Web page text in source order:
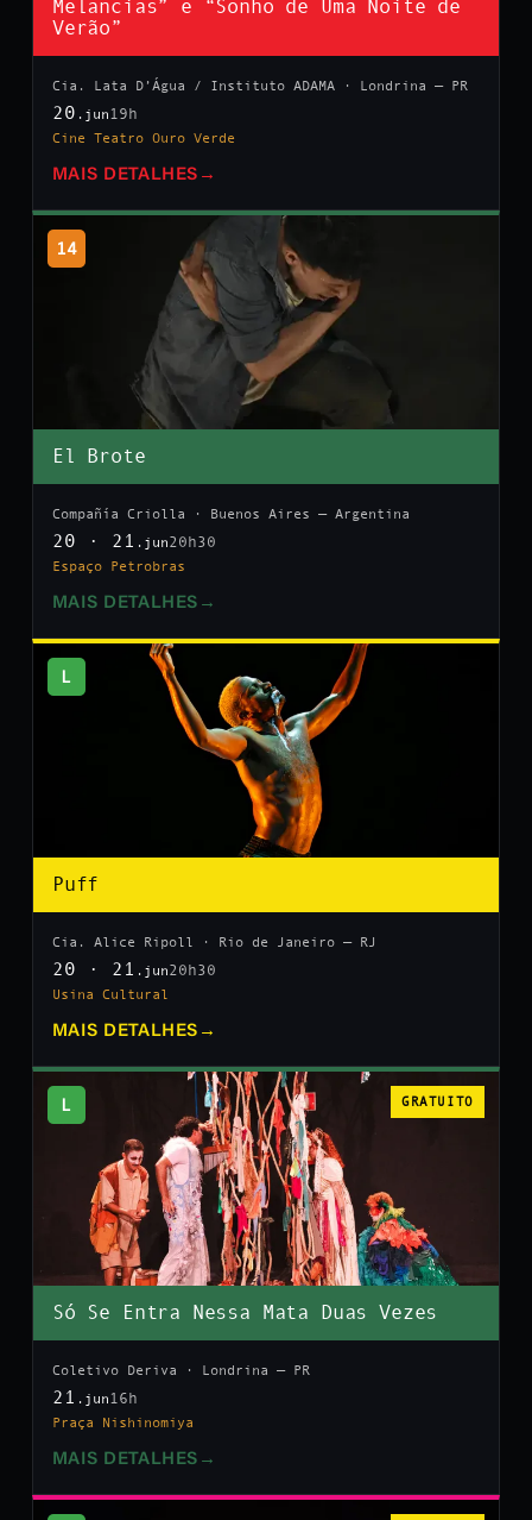
Melancias” e “Sonho de Uma Noite de
Verão”
Cia. Lata D’Água / Instituto ADAMA · Londrina — PR
20 .jun 19h
Cine Teatro Ouro Verde
MAIS DETALHES →
14
El Brote
Compañía Criolla · Buenos Aires — Argentina
20 · 21 .jun20h30
Espaço Petrobras
MAIS DETALHES →
L
Puff
Cia. Alice Ripoll · Rio de Janeiro — RJ
20 · 21 .jun20h30
Usina Cultural
MAIS DETALHES →
L GRATUITO
Só Se Entra Nessa Mata Duas Vezes
Coletivo Deriva · Londrina — PR
21 .jun 16h
Praça Nishinomiya
MAIS DETALHES →